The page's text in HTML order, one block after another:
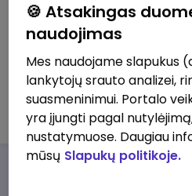
VĮ "Transporto ir
institutas"
http://www.tkti.lt
🍪 Atsakingas
naudojimas
Mes naudojame slapukus
lankytojų srauto analizei,
suasmeninimui. Portalo
yra įjungti pagal
nustatymuose. Daugiau
mūsų Slapukų politikoje.